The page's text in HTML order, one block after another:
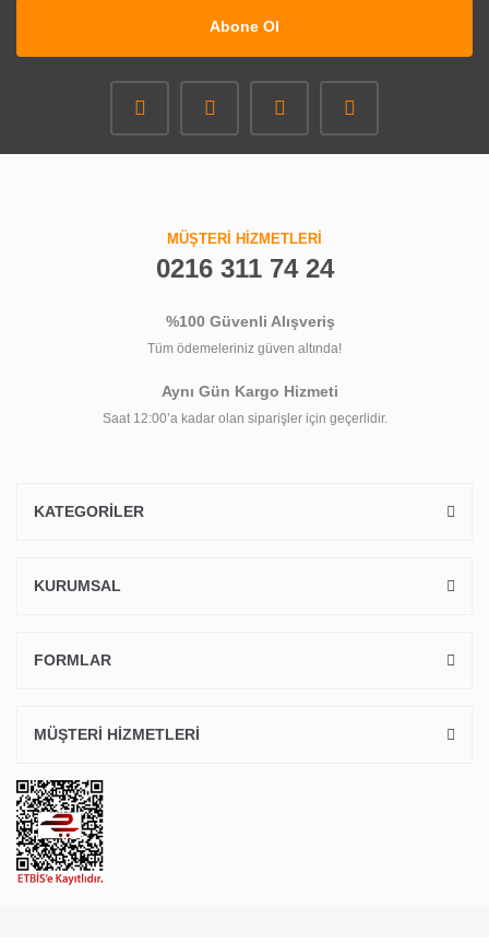
Abone Ol
MÜŞTERİ HİZMETLERİ
0216 311 74 24
%100 Güvenli Alışveriş
Tüm ödemeleriniz güven altında!
Aynı Gün Kargo Hizmeti
Saat 12:00’a kadar olan siparişler için geçerlidir.
KATEGORİLER
KURUMSAL
FORMLAR
MÜŞTERİ HİZMETLERİ